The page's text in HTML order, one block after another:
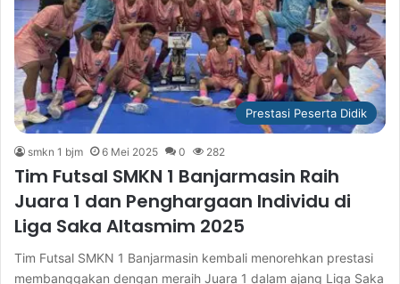
Prestasi Peserta Didik
smkn 1 bjm 6 Mei 2025 0 282
Tim Futsal SMKN 1 Banjarmasin Raih
Juara 1 dan Penghargaan Individu di
Liga Saka Altasmim 2025
Tim Futsal SMKN 1 Banjarmasin kembali menorehkan prestasi
membanggakan dengan meraih Juara 1 dalam ajang Liga Saka